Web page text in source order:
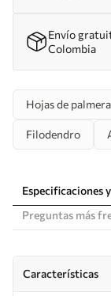
Envío
Colombia
Hojas de palmera
Filodendro
Especificaciones
Preguntas más
Características